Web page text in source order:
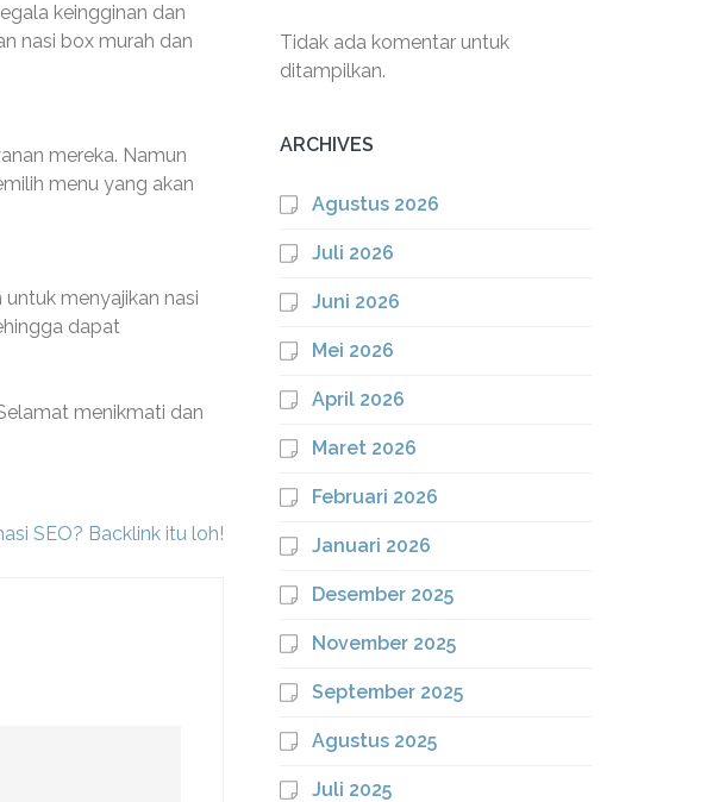
keingginan dan
nasi box murah dan
mereka. Namun
menu yang akan
menyajikan nasi
dapat
menikmati dan
SEO? Backlink itu loh!
Tidak ada komentar untuk
ditampilkan.
ARCHIVES
Agustus 2026
Juli 2026
Juni 2026
Mei 2026
April 2026
Maret 2026
Februari 2026
Januari 2026
Desember 2025
November 2025
September 2025
Agustus 2025
Juli 2025